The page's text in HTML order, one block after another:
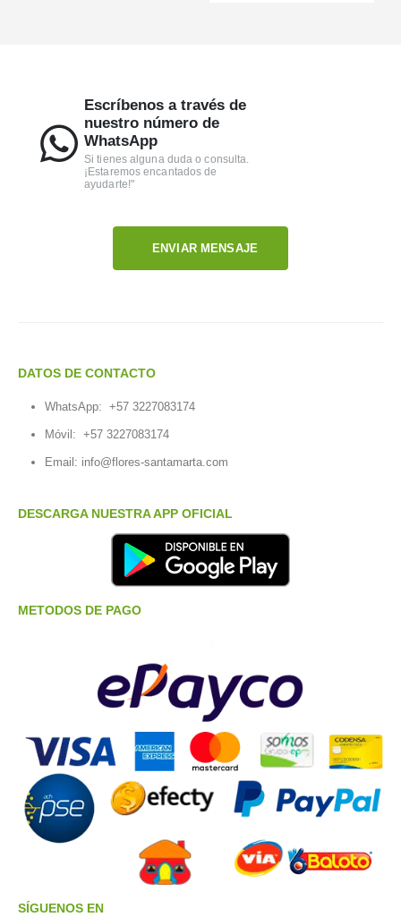
Escríbenos a través de
nuestro número de
WhatsApp
Si tienes alguna duda o consulta.
¡Estaremos encantados de
ayudarte!"
ENVIAR MENSAJE
DATOS DE CONTACTO
WhatsApp: +57 3227083174
Móvil: +57 3227083174
Email: info@flores-santamarta.com
DESCARGA NUESTRA APP OFICIAL
METODOS DE PAGO
SÍGUENOS EN